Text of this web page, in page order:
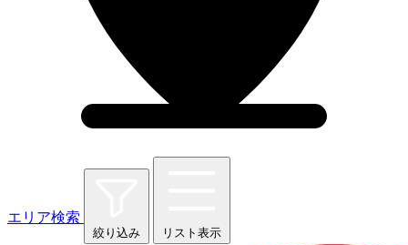
エリア検索
絞り込み リスト表示